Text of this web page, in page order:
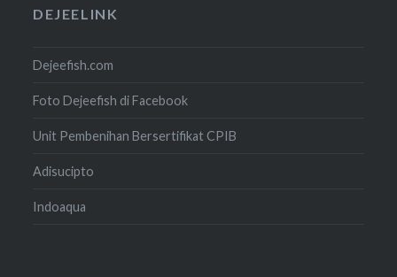
DEJEELINK
Dejeefish.com
Foto Dejeefish di Facebook
Unit Pembenihan Bersertifikat CPIB
Adisucipto
Indoaqua